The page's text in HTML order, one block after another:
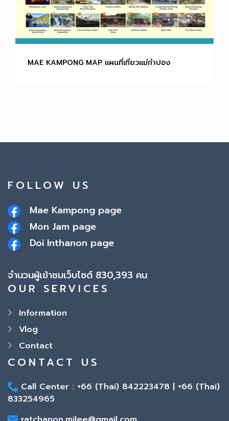
MAE KAMPONG MAP แผนที่เที่ยวแม่กำปอง
FOLLOW US
Mae Kampong page
Mon Jam page
Doi Inthanon page
จำนวนผู้เข้าชมเว็บไซต์ 830,393 คน
OUR SERVICES
Information
Vlog
Contact
CONTACT US
Call Center : +66 (Thai) 842223478 | +66 (Thai)
833254965